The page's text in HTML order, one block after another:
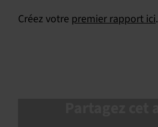
Créez votre premier rapport ici.